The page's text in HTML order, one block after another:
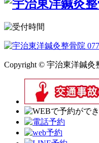
Copyright © 宇治東洋鍼灸